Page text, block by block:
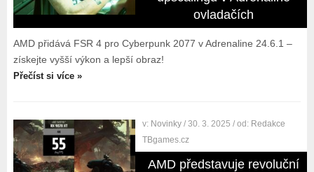
ovladačích
AMD přidává FSR 4 pro Cyberpunk 2077 v Adrenaline 24.6.1 –
získejte vyšší výkon a lepší obraz!
Přečíst si více »
v: Novinky / 30. 3. 2025 / od: Redakce
TBgames.cz
AMD představuje revoluční